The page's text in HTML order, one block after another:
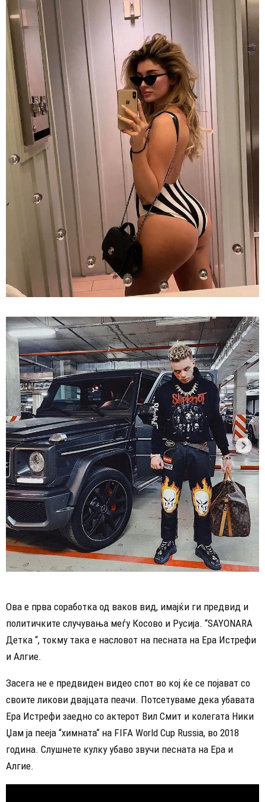
Ова е прва соработка од ваков вид, имајќи ги предвид и
политичките случувања меѓу Косово и Русија. “SAYONARA
Детка “, токму така е насловот на песната на Ера Истрефи
и Алгие.
Засега не е предвиден видео спот во кој ќе се појават со
своите ликови двајцата пеачи. Потсетуваме дека убавата
Ера Истрефи заедно со актерот Вил Смит и колегата Ники
Џам ја пееја “химната“ на FIFA World Cup Russia, во 2018
година. Слушнете кулку убаво звучи песната на Ера и
Алгие.